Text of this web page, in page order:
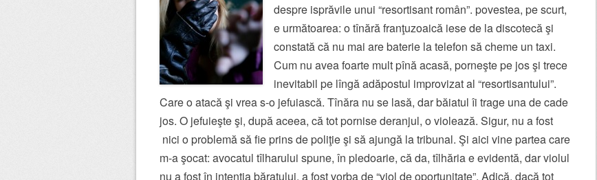
despre isprăvile unui “resortisant român”. povestea, pe scurt,
e următoarea: o tînără franţuzoaică iese de la discotecă şi
constată că nu mai are baterie la telefon să cheme un taxi.
Cum nu avea foarte mult pînă acasă, porneşte pe jos şi trece
inevitabil pe lîngă adăpostul improvizat al “resortisantului”.
Care o atacă şi vrea s-o jefuiască. Tînăra nu se lasă, dar băiatul îi trage una de cade
jos. O jefuieşte şi, după aceea, că tot pornise deranjul, o violează. Sigur, nu a fost
nici o problemă să fie prins de poliţie şi să ajungă la tribunal. Şi aici vine partea care
m-a şocat: avocatul tîlharului spune, în pledoarie, că da, tîlhăria e evidentă, dar violul
nu a fost în intenţia băratului, a fost vorba de “viol de oportunitate”. Adică, dacă tot